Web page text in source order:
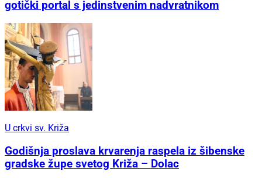
gotički portal s jedinstvenim nadvratnikom
U crkvi sv. Križa
Godišnja proslava krvarenja raspela iz šibenske
gradske župe svetog Križa – Dolac